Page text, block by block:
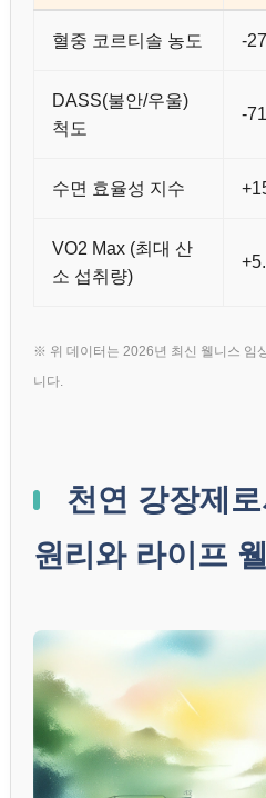
혈중 코르티솔 농도 -
DASS(불안/우울)
척도
-
수면 효율성 지수
VO2 Max (최대 산
소 섭취량)
※ 위 데이터는 2026년 최신 웰니스 임
니다.
천연 강장제
원리와 라이프